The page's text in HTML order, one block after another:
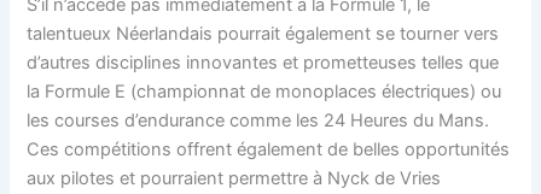
talentueux Néerlandais pourrait également se tourner vers
d’autres disciplines innovantes et prometteuses telles que
la Formule E (championnat de monoplaces électriques) ou
les courses d’endurance comme les 24 Heures du Mans.
Ces compétitions offrent également de belles opportunités
aux pilotes et pourraient permettre à Nyck de Vries